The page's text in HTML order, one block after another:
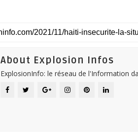
About Explosion Infos
ExplosionInfo: le réseau de l'Information